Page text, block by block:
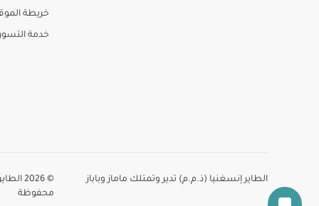
خريطة
خدمة
الطاير إنسغنيا (ذ.م.م) تدير وتمتلك ماماز وباباز
©
محفوظة